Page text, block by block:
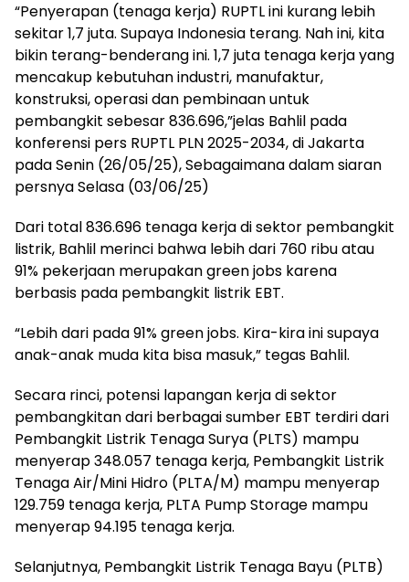
“Penyerapan (tenaga kerja) RUPTL ini kurang lebih
sekitar 1,7 juta. Supaya Indonesia terang. Nah ini, kita
bikin terang-benderang ini. 1,7 juta tenaga kerja yang
mencakup kebutuhan industri, manufaktur,
konstruksi, operasi dan pembinaan untuk
pembangkit sebesar 836.696,”jelas Bahlil pada
konferensi pers RUPTL PLN 2025-2034, di Jakarta
pada Senin (26/05/25), Sebagaimana dalam siaran
persnya Selasa (03/06/25)
Dari total 836.696 tenaga kerja di sektor pembangkit
listrik, Bahlil merinci bahwa lebih dari 760 ribu atau
91% pekerjaan merupakan green jobs karena
berbasis pada pembangkit listrik EBT.
“Lebih dari pada 91% green jobs. Kira-kira ini supaya
anak-anak muda kita bisa masuk,” tegas Bahlil.
Secara rinci, potensi lapangan kerja di sektor
pembangkitan dari berbagai sumber EBT terdiri dari
Pembangkit Listrik Tenaga Surya (PLTS) mampu
menyerap 348.057 tenaga kerja, Pembangkit Listrik
Tenaga Air/Mini Hidro (PLTA/M) mampu menyerap
129.759 tenaga kerja, PLTA Pump Storage mampu
menyerap 94.195 tenaga kerja.
Selanjutnya, Pembangkit Listrik Tenaga Bayu (PLTB)